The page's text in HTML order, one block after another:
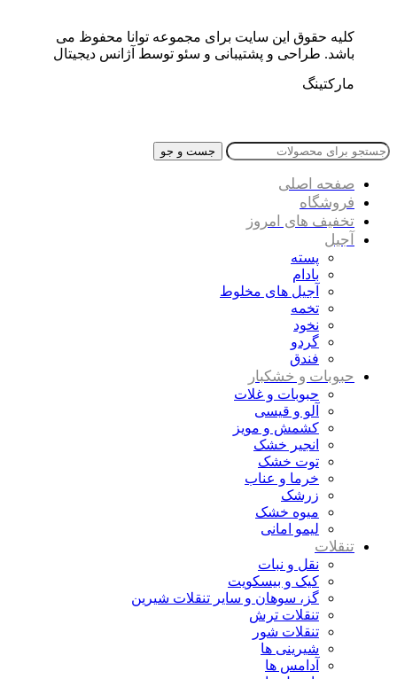
کلیه حقوق این سایت برای مجموعه توانا محفوظ می
باشد. طراحی و پشتیبانی و سئو توسط آژانس دیجیتال
مارکتینگ
جست و جو
صفحه اصلی
فروشگاه
تخفیف های امروز
آجیل
پسته
بادام
آجیل های مخلوط
تخمه
نخود
گردو
فندق
حبوبات و خشکبار
حبوبات و غلات
آلو و قیسی
کشمش و مویز
انجیر خشک
توت خشک
خرما و عناب
زرشک
میوه خشک
لیمو امانی
تنقلات
نقل و نبات
کیک و بیسکویت
گز، سوهان و سایر تنقلات شیرین
تنقلات ترش
تنقلات شور
شیرینی ها
آدامس ها